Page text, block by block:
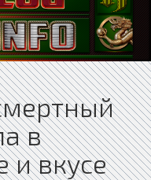
в
и вкусе